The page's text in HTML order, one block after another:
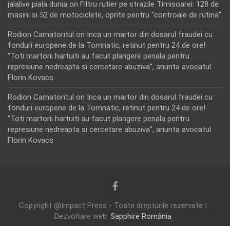
jalalive piala dunia on Filtru rutier pe strazile Timisoarei: 128 de
masini si 52 de motociclete, oprite pentru “controale de rutina”
Rodion Camatoritul on Inca un martor din dosarul fraudei cu
fonduri europene de la Tomnatic, retinut pentru 24 de ore!
“Toti martorii hartuiti au facut plangere penala pentru
represiune nedreapta si cercetare abuziva”, anunta avocatul
Florin Kovacs
Rodion Camatoritul on Inca un martor din dosarul fraudei cu
fonduri europene de la Tomnatic, retinut pentru 24 de ore!
“Toti martorii hartuiti au facut plangere penala pentru
represiune nedreapta si cercetare abuziva”, anunta avocatul
Florin Kovacs
Copyright @Impact Press - Toate drepturile rezervate |
Dezvoltare web: Sapphire România